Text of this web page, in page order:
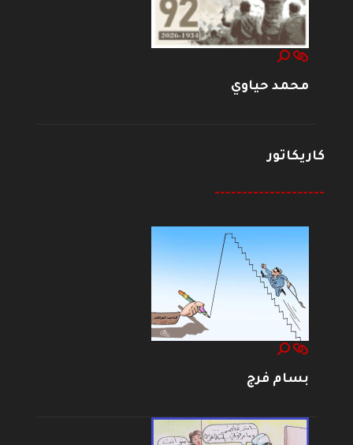
محمد حياوي
كاريكاتور
--------------------
بسام فرج